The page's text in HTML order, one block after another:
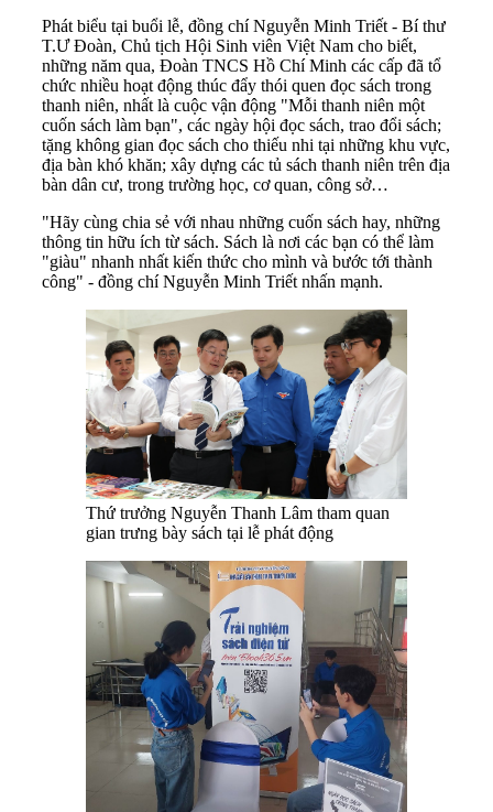
Phát biểu tại buổi lễ, đồng chí Nguyễn Minh Triết - Bí thư
T.Ư Đoàn, Chủ tịch Hội Sinh viên Việt Nam cho biết,
những năm qua, Đoàn TNCS Hồ Chí Minh các cấp đã tổ
chức nhiều hoạt động thúc đẩy thói quen đọc sách trong
thanh niên, nhất là cuộc vận động "Mỗi thanh niên một
cuốn sách làm bạn", các ngày hội đọc sách, trao đổi sách;
tặng không gian đọc sách cho thiếu nhi tại những khu vực,
địa bàn khó khăn; xây dựng các tủ sách thanh niên trên địa
bàn dân cư, trong trường học, cơ quan, công sở…
"Hãy cùng chia sẻ với nhau những cuốn sách hay, những
thông tin hữu ích từ sách. Sách là nơi các bạn có thể làm
"giàu" nhanh nhất kiến thức cho mình và bước tới thành
công" - đồng chí Nguyễn Minh Triết nhấn mạnh.
Thứ trưởng Nguyễn Thanh Lâm tham quan
gian trưng bày sách tại lễ phát động